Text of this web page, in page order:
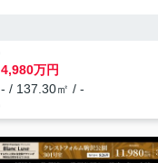
4,980万円
- / 137.30㎡ / -